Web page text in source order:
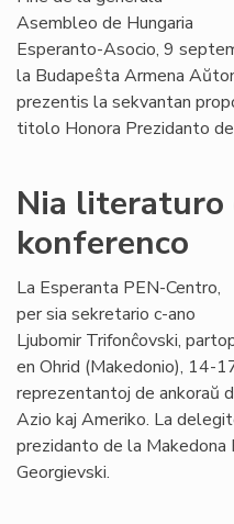
Asembleo de Hungaria
Esperanto-Asocio, 9
la Budapeŝta Armena
prezentis la sekvantan
titolo Honora Prezidanto
Nia literaturo
konferenco
La Esperanta PEN-Centro,
per sia sekretario c-ano
Ljubomir Trifonĉovski,
en Ohrid (Makedonio), 14-
reprezentantoj de ankoraŭ
Azio kaj Ameriko. La
prezidanto de la Makedona
Georgievski.